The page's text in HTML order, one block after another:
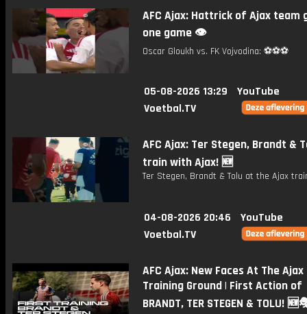
AFC Ajax: Hattrick of Ajax team
one game 👁️
Oscar Gloukh vs. FK Vojvodina: ⚽️⚽️⚽️
05-08-2026 13:29
YouTube
Voetbal.TV
AFC Ajax: Ter Stegen, Brandt &
train with Ajax! 🆕
Ter Stegen, Brandt & Tolu at the Ajax
04-08-2026 20:46
YouTube
Voetbal.TV
AFC Ajax: New Faces At The Ajax
Training Ground | First Action of
BRANDT, TER STEGEN & TOLU!